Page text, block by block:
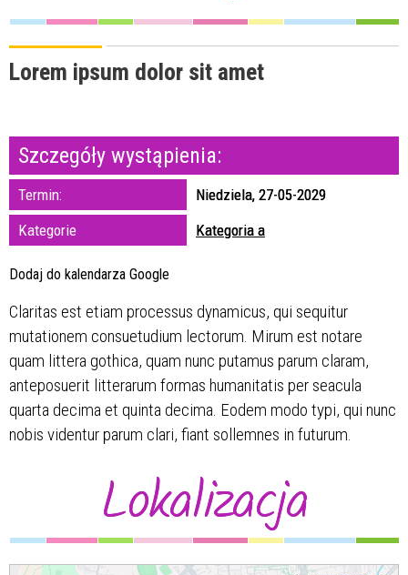
Trwające w
zakresie
Miejsce
Organizator
Lorem ipsum dolor sit amet
Szczegóły wystąpienia:
Termin:
Niedziela, 27-05-2029
Kategorie
Kategoria a
Dodaj do kalendarza Google
Claritas est etiam processus dynamicus, qui sequitur
mutationem consuetudium lectorum. Mirum est notare
quam littera gothica, quam nunc putamus parum claram,
anteposuerit litterarum formas humanitatis per seacula
quarta decima et quinta decima. Eodem modo typi, qui nunc
nobis videntur parum clari, fiant sollemnes in futurum.
Lokalizacja